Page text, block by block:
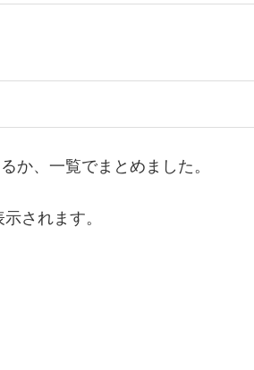
か、一覧でまとめました。
されます。